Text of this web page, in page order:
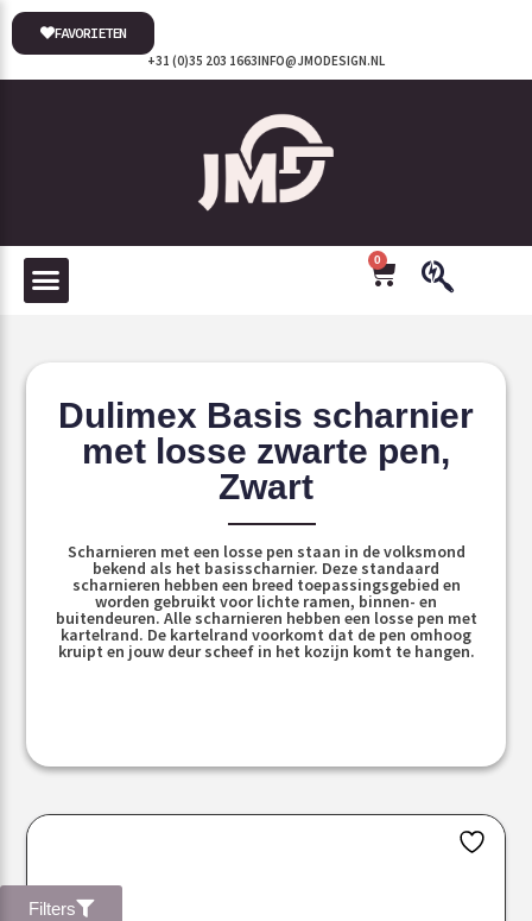
INFO@JMODESIGN.NL
+31 (0)35 203 1663
FAVORIETEN
0
Dulimex Basis scharnier
met losse zwarte pen,
Zwart
Scharnieren met een losse pen staan in de volksmond
bekend als het basisscharnier. Deze standaard
scharnieren hebben een breed toepassingsgebied en
worden gebruikt voor lichte ramen, binnen- en
buitendeuren. Alle scharnieren hebben een losse pen met
kartelrand. De kartelrand voorkomt dat de pen omhoog
kruipt en jouw deur scheef in het kozijn komt te hangen.
Filters